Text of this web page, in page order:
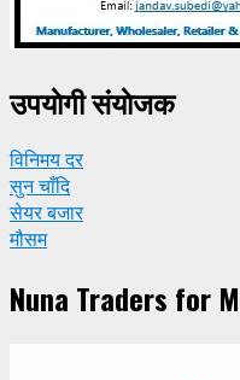
उपयाेगी संयाेजक
विनिमय दर
सुन चाँदि
सेयर बजार
मौसम
Nuna Traders for